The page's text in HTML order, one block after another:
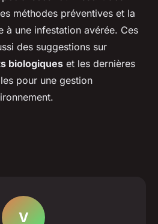
méthodes préventives et la
à une infestation avérée. Ces
des suggestions sur
biologiques et les dernières
pour une gestion
V